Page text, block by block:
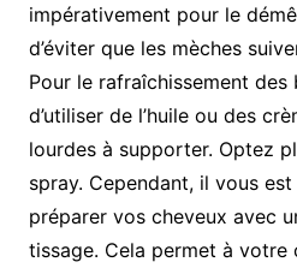
impérativement pour le
d’éviter que les mèches
Pour le rafraîchissement des
d’utiliser de l’huile ou des
lourdes à supporter. Optez
spray. Cependant, il vous
préparer vos cheveux avec
tissage. Cela permet à votre